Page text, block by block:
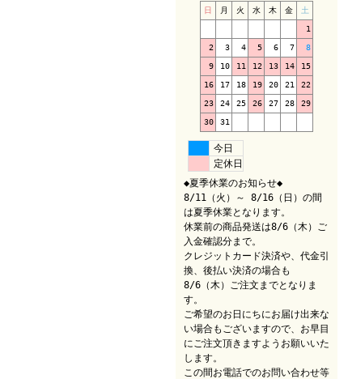
日 月 火 水 木 金 土
1
2 3 4 5 6 7 8
9 10 11 12 13 14 15
16 17 18 19 20 21 22
23 24 25 26 27 28 29
30 31
今日
定休日
◆夏季休業のお知らせ◆
8/11（火）～ 8/16（日）の間
は夏季休業となります。
休業前の商品発送は8/6（木）ご
入金確認分まで。
クレジットカード決済や、代金引
換、後払い決済の場合も
8/6（木）ご注文までとなりま
す。
ご希望のお日にちにお届け出来な
い場合もございますので、お早目
にご注文頂きますようお願いいた
します。
この間お電話でのお問い合わせ等